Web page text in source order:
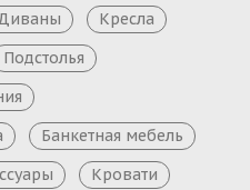
Кресла
Подстолья
Банкетная мебель
Кровати